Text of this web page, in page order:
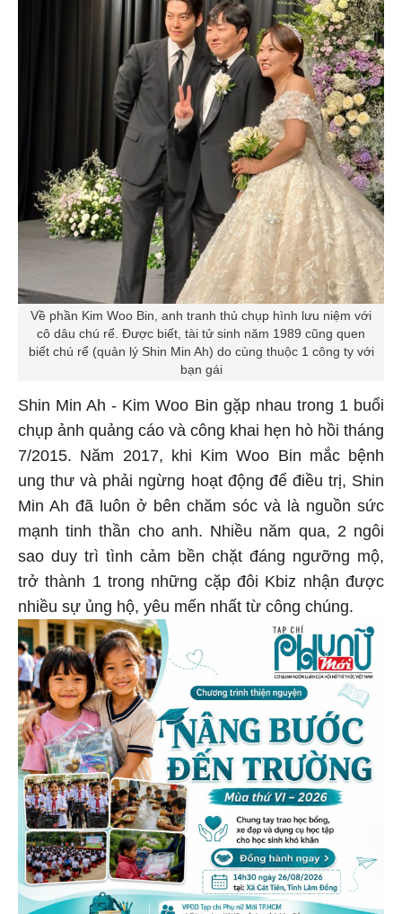
Về phần Kim Woo Bin, anh tranh thủ chụp hình lưu niệm với
cô dâu chú rể. Được biết, tài tử sinh năm 1989 cũng quen
biết chú rể (quản lý Shin Min Ah) do cùng thuộc 1 công ty với
bạn gái
Shin Min Ah - Kim Woo Bin gặp nhau trong 1 buổi
chụp ảnh quảng cáo và công khai hẹn hò hồi tháng
7/2015. Năm 2017, khi Kim Woo Bin mắc bệnh
ung thư và phải ngừng hoạt động để điều trị, Shin
Min Ah đã luôn ở bên chăm sóc và là nguồn sức
mạnh tinh thần cho anh. Nhiều năm qua, 2 ngôi
sao duy trì tình cảm bền chặt đáng ngưỡng mộ,
trở thành 1 trong những cặp đôi Kbiz nhận được
nhiều sự ủng hộ, yêu mến nhất từ công chúng.